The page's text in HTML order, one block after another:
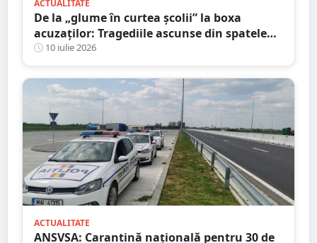
ACTUALITATE
De la „glume în curtea școlii” la boxa
acuzaților: Tragediile ascunse din spatele
bullying-ului și consecințele penale pe care
mulți le ignoră
10 iulie 2026
ACTUALITATE
ANSVSA: Carantină națională pentru 30 de